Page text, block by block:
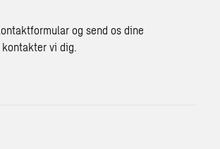
og send os dine
vi dig.